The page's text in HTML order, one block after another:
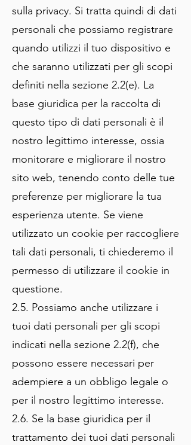
sulla privacy. Si tratta quindi di dati
personali che possiamo registrare
quando utilizzi il tuo dispositivo e
che saranno utilizzati per gli scopi
definiti nella sezione 2.2(e). La
base giuridica per la raccolta di
questo tipo di dati personali è il
nostro legittimo interesse, ossia
monitorare e migliorare il nostro
sito web, tenendo conto delle tue
preferenze per migliorare la tua
esperienza utente. Se viene
utilizzato un cookie per raccogliere
tali dati personali, ti chiederemo il
permesso di utilizzare il cookie in
questione.
2.5. Possiamo anche utilizzare i
tuoi dati personali per gli scopi
indicati nella sezione 2.2(f), che
possono essere necessari per
adempiere a un obbligo legale o
per il nostro legittimo interesse.
2.6. Se la base giuridica per il
trattamento dei tuoi dati personali